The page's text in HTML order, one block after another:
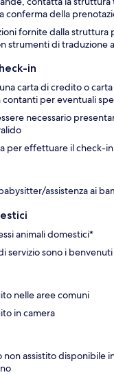
conferma della
fornite dalla
strumenti di traduzione
in
carta di credito o
per eventuali
necessario
per effettuare il check-in
assistenza ai
animali domestici*
servizio sono i benvenuti
nelle aree comuni
in camera
non assistito disponibile